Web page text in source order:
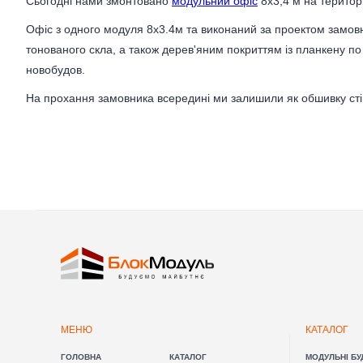
МОДУЛЬНІ БУДІВЛІ
ПОБУТІВКИ
МОДУЛЬНІ ЦЕХИ
МІСТЕЧКА
Офіс з одного модуля 8х3.4м та виконаний за проектом
тонованого скла, а також дерев'яним покриттям із планкену
новобудов.
На прохання замовника всередині ми залишили як обшивку
МЕНЮ
ГОЛОВНА КАТАЛОГ
КАТАЛОГ
МОДУЛЬНІ